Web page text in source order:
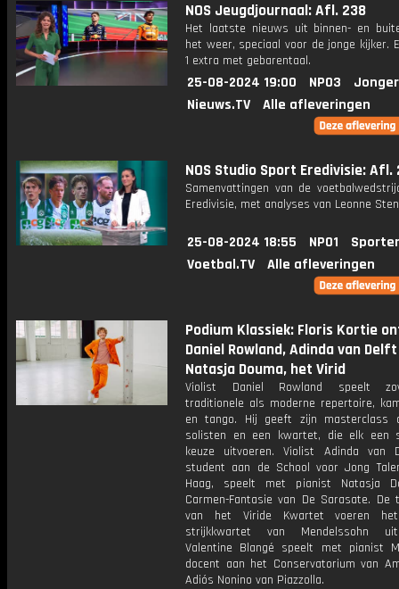
NOS Jeugdjournaal: Afl. 238
Het laatste nieuws uit binnen- en
het weer, speciaal voor de jonge kijker.
1 extra met gebarentaal.
25-08-2024 19:00 NPO3
Nieuws.TV
Alle afleveringen
NOS Studio Sport Eredivisie: Afl.
Samenvattingen van de
Eredivisie, met analyses van Leonne
25-08-2024 18:55 NPO1
Voetbal.TV
Alle afleveringen
Podium Klassiek: Floris Kortie
Daniel Rowland, Adinda van
Natasja Douma, het Virid
Violist Daniel Rowland speelt
traditionele als moderne repertoire,
en tango. Hij geeft zijn masterclass
solisten en een kwartet, die elk een
keuze uitvoeren. Violist Adinda van
student aan de School voor Jong
Haag, speelt met pianist Natasja
Carmen-Fantasie van De Sarasate. De
van het Viride Kwartet voeren
strijkkwartet van Mendelssohn
Valentine Blangé speelt met pianist
docent aan het Conservatorium van
Adiós Nonino van Piazzolla.